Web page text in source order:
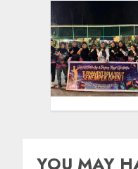
YOU MAY